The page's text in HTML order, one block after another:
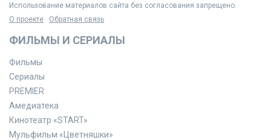
Использование материалов сайта без согласования запрещено.
О проекте
Обратная связь
ФИЛЬМЫ И СЕРИАЛЫ
Фильмы
Сериалы
PREMIER
Амедиатека
Кинотеатр «START»
Мульфильм «Цветняшки»